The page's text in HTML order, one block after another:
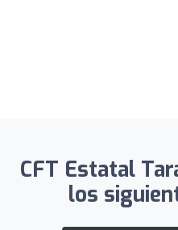
CFT Estatal
los